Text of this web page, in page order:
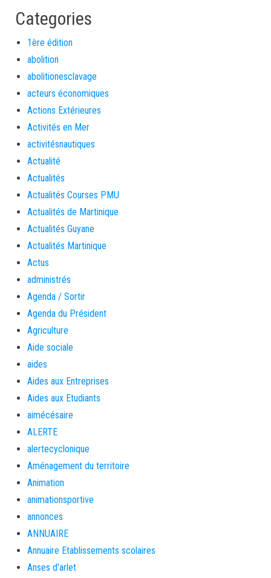
Categories
1ère édition
abolition
abolitionesclavage
acteurs économiques
Actions Extérieures
Activités en Mer
activitésnautiques
Actualité
Actualités
Actualités Courses PMU
Actualités de Martinique
Actualités Guyane
Actualités Martinique
Actus
administrés
Agenda / Sortir
Agenda du Président
Agriculture
Aide sociale
aides
Aides aux Entreprises
Aides aux Etudiants
aimécésaire
ALERTE
alertecyclonique
Aménagement du territoire
Animation
animationsportive
annonces
ANNUAIRE
Annuaire Etablissements scolaires
Anses d'arlet